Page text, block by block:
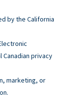
by the California
Canadian privacy
marketing, or